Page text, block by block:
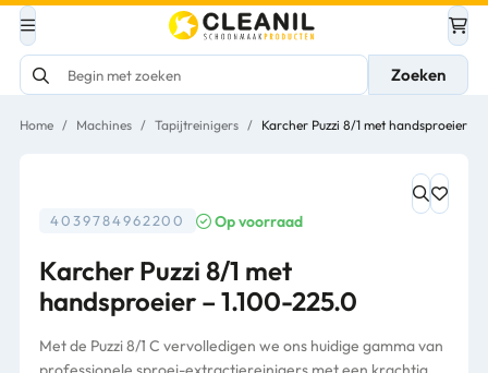
Zoeken
Home / Machines / Tapijtreinigers / Karcher Puzzi 8/1 met handsproeier –
4039784962200 Op voorraad
Karcher Puzzi 8/1 met
handsproeier – 1.100-225.0
Met de Puzzi 8/1 C vervolledigen we ons huidige gamma van